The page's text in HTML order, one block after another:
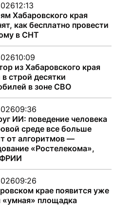
12:13
Хабаровского края
как бесплатно провести
в СНТ
10:09
из Хабаровского края
в строй десятки
в зоне СВО
09:36
ИИ: поведение человека
среде все больше
от алгоритмов —
«Ростелекома»,
09:26
крае появится уже
«умная» площадка